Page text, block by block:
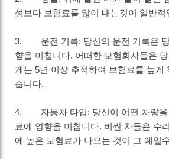
성보다 보험료를 많이 내는것이 일반적
3. 운전 기록: 당신의 운전 기록은 당
향을 미칩니다. 어떠한 보험회사들은
게는 5년 이상 추적하여 보험료를 높게
습니다.
4. 자동차 타입: 당신이 어떤 차량을
료에 영향을 미칩니다. 비싼 차들은 수
에 높은 보험료가 나오는 것이 그 예일